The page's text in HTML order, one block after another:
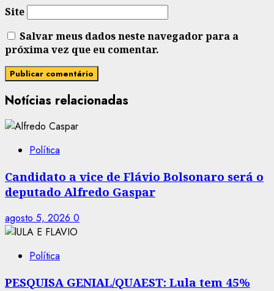
Site
Salvar meus dados neste navegador para a
próxima vez que eu comentar.
Notícias relacionadas
Política
Candidato a vice de Flávio Bolsonaro será o
deputado Alfredo Gaspar
agosto 5, 2026 0
Política
PESQUISA GENIAL/QUAEST: Lula tem 45%